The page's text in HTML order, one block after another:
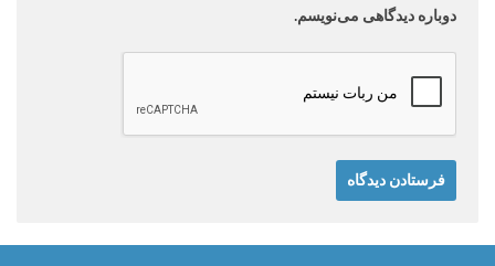
دوباره دیدگاهی می‌نویسم.